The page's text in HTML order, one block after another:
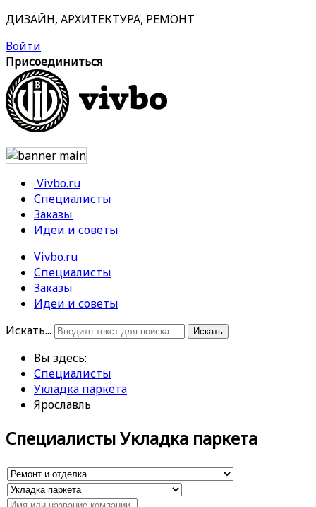
ДИЗАЙН, АРХИТЕКТУРА, РЕМОНТ
Войти
Присоединиться
Vivbo.ru
Специалисты
Заказы
Идеи и советы
Vivbo.ru
Специалисты
Заказы
Идеи и советы
Искать...
Искать
Вы здесь:
Специалисты
Укладка паркета
Ярославль
Специалисты Укладка паркета